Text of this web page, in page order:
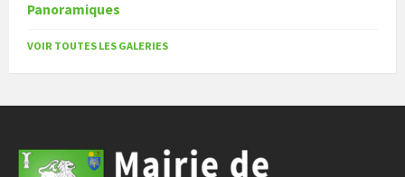
Panoramiques
VOIR TOUTES LES GALERIES